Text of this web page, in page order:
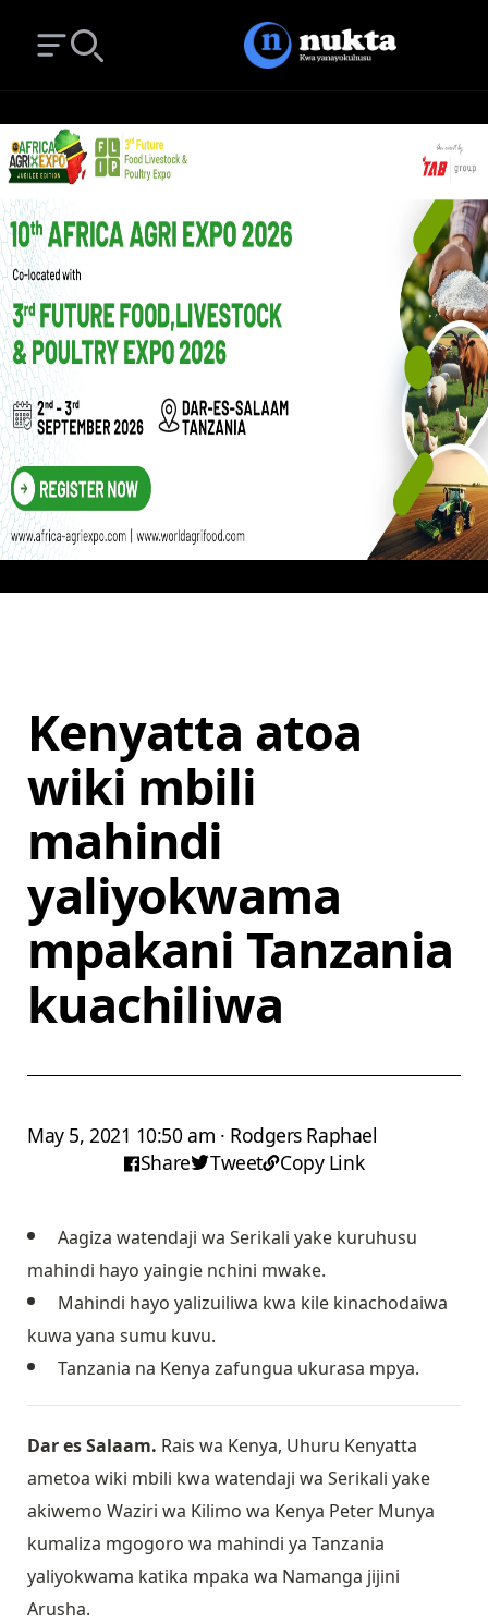
Open main menu
Kenyatta atoa
wiki mbili
mahindi
yaliyokwama
mpakani Tanzania
kuachiliwa
May 5, 2021 10:50 am · Rodgers Raphael
Share
Tweet Copy Link
Aagiza watendaji wa Serikali yake kuruhusu
mahindi hayo yaingie nchini mwake.
Mahindi hayo yalizuiliwa kwa kile kinachodaiwa
kuwa yana sumu kuvu.
Tanzania na Kenya zafungua ukurasa mpya.
Dar es Salaam. Rais wa Kenya, Uhuru Kenyatta
ametoa wiki mbili kwa watendaji wa Serikali yake
akiwemo Waziri wa Kilimo wa Kenya Peter Munya
kumaliza mgogoro wa mahindi ya Tanzania
yaliyokwama katika mpaka wa Namanga jijini
Arusha.